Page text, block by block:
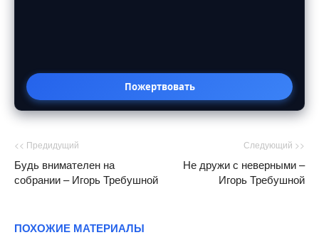
Пожертвовать
<< Предидущий
Будь внимателен на
собрании – Игорь Требушной
Следующий >>
Не дружи с неверными –
Игорь Требушной
ПОХОЖИЕ МАТЕРИАЛЫ